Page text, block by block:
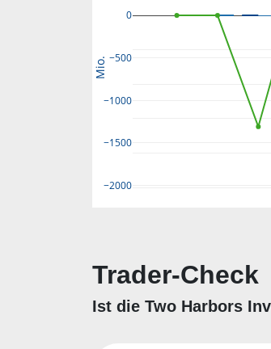
−2000
−1500
−1000
−500
0
Mio.
Trader-Check
Ist die Two Harbors